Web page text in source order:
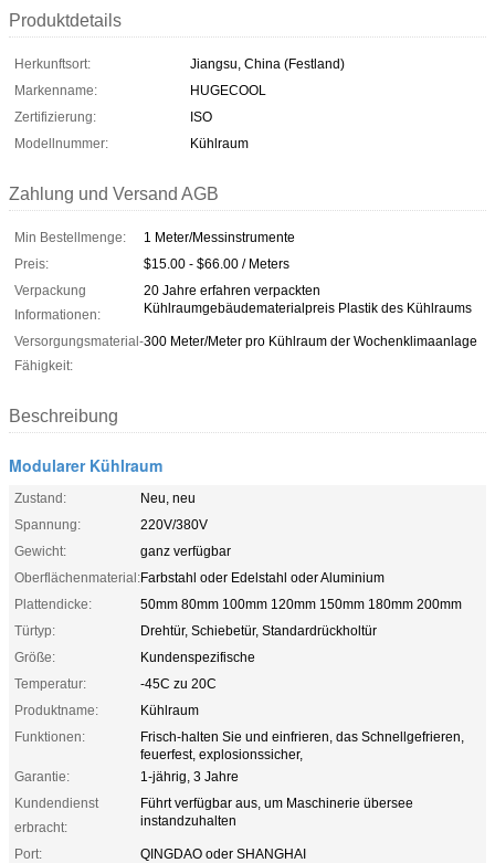
Produktdetails
Herkunftsort:
Jiangsu, China (Festland)
Markenname:
HUGECOOL
Zertifizierung:
ISO
Modellnummer:
Kühlraum
Zahlung und Versand AGB
Min Bestellmenge:
1 Meter/Messinstrumente
Preis:
$15.00 - $66.00 / Meters
Verpackung
Informationen:
20 Jahre erfahren verpackten
Kühlraumgebäudematerialpreis Plastik des Kühlraums
Versorgungsmaterial-
Fähigkeit:
300 Meter/Meter pro Kühlraum der Wochenklimaanlage
Beschreibung
Modularer Kühlraum
Zustand:
Neu, neu
Spannung:
220V/380V
Gewicht:
ganz verfügbar
Oberflächenmaterial:Farbstahl oder Edelstahl oder Aluminium
Plattendicke:
50mm 80mm 100mm 120mm 150mm 180mm 200mm
Türtyp:
Drehtür, Schiebetür, Standardrückholtür
Größe:
Kundenspezifische
Temperatur:
-45C zu 20C
Produktname:
Kühlraum
Funktionen:
Frisch-halten Sie und einfrieren, das Schnellgefrieren,
feuerfest, explosionssicher,
Garantie:
1-jährig, 3 Jahre
Kundendienst
erbracht:
Führt verfügbar aus, um Maschinerie übersee
instandzuhalten
Port:
QINGDAO oder SHANGHAI